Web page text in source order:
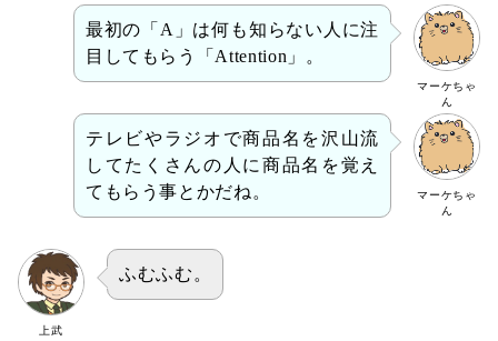
マーケちゃ
ん
最初の「A」は何も知らない人に注
目してもらう「Attention」。
マーケちゃ
ん
テレビやラジオで商品名を沢山流
してたくさんの人に商品名を覚え
てもらう事とかだね。
上武
ふむふむ。